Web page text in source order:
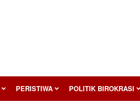
PERISTIWA POLITIK BIROKRASI